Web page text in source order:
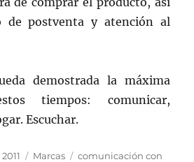
de postventa y atención al
demostrada la máxima
tiempos: comunicar,
Escuchar.
Categorías
Marcas Etiquetas
comunicación con